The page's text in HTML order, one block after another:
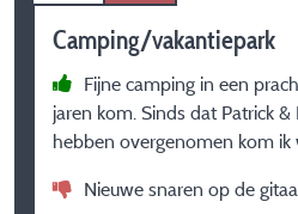
Camping/vakantiepark
Fijne camping in een
jaren kom. Sinds dat Patrick
hebben overgenomen kom ik
Nieuwe snaren op de